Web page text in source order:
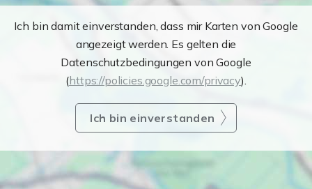
Ich bin damit einverstanden, dass mir Karten von Google
angezeigt werden. Es gelten die
Datenschutzbedingungen von Google
(https://policies.google.com/privacy).
Ich bin einverstanden